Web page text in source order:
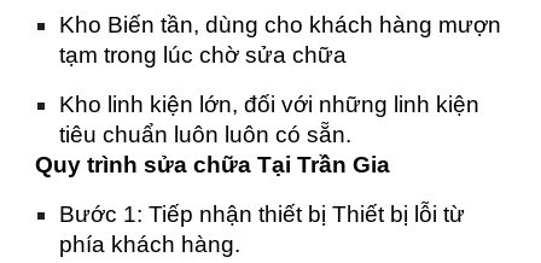
Kho Biến tần, dùng cho khách hàng mượn
tạm trong lúc chờ sửa chữa
Kho linh kiện lớn, đối với những linh kiện
tiêu chuẩn luôn luôn có sẵn.
Quy trình sửa chữa Tại Trần Gia
Bước 1: Tiếp nhận thiết bị Thiết bị lỗi từ
phía khách hàng.